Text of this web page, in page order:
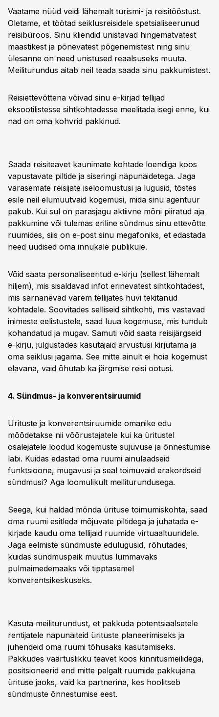
Vaatame nüüd veidi lähemalt turismi- ja reisitööstust.
Oletame, et töötad seiklusreisidele spetsialiseerunud
reisibüroos. Sinu kliendid unistavad hingematvatest
maastikest ja põnevatest põgenemistest ning sinu
ülesanne on need unistused reaalsuseks muuta.
Meiliturundus aitab neil teada saada sinu pakkumistest.
Reisiettevõttena võivad sinu e-kirjad tellijad
eksootilistesse sihtkohtadesse meelitada isegi enne, kui
nad on oma kohvrid pakkinud.
Saada reisiteavet kaunimate kohtade loendiga koos
vapustavate piltide ja siseringi näpunäidetega. Jaga
varasemate reisijate iseloomustusi ja lugusid, tõstes
esile neil elumuutvaid kogemusi, mida sinu agentuur
pakub. Kui sul on parasjagu aktiivne mõni piiratud aja
pakkumine või tulemas eriline sündmus sinu ettevõtte
ruumides, siis on e-post sinu megafoniks, et edastada
need uudised oma innukale publikule.
Võid saata personaliseeritud e-kirju (sellest lähemalt
hiljem), mis sisaldavad infot erinevatest sihtkohtadest,
mis sarnanevad varem tellijates huvi tekitanud
kohtadele. Soovitades selliseid sihtkohti, mis vastavad
inimeste eelistustele, saad luua kogemuse, mis tundub
kohandatud ja mugav. Samuti võid saata reisijärgseid
e-kirju, julgustades kasutajaid arvustusi kirjutama ja
oma seiklusi jagama. See mitte ainult ei hoia kogemust
elavana, vaid õhutab ka järgmise reisi ootusi.
4. Sündmus- ja konverentsiruumid
Ürituste ja konverentsiruumide omanike edu
mõõdetakse nii võõrustajatele kui ka üritustel
osalejatele loodud kogemuste sujuvuse ja õnnestumise
läbi. Kuidas edastad oma ruumi ainulaadseid
funktsioone, mugavusi ja seal toimuvaid erakordseid
sündmusi? Aga loomulikult meiliturundusega.
Seega, kui haldad mõnda ürituse toimumiskohta, saad
oma ruumi esitleda mõjuvate piltidega ja juhatada e-
kirjade kaudu oma tellijaid ruumide virtuaaltuuridele.
Jaga eelmiste sündmuste edulugusid, rõhutades,
kuidas sündmuspaik muutus lummavaks
pulmaimedemaaks või tipptasemel
konverentsikeskuseks.
Kasuta meiliturundust, et pakkuda potentsiaalsetele
rentijatele näpunäiteid ürituste planeerimiseks ja
juhendeid oma ruumi tõhusaks kasutamiseks.
Pakkudes väärtuslikku teavet koos kinnitusmeilidega,
positsioneerid end mitte pelgalt ruumide pakkujana
ürituse jaoks, vaid ka partnerina, kes hoolitseb
sündmuste õnnestumise eest.